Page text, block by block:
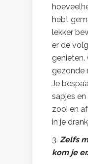
hebt
lekker
er de
genieten.
gezonde
Je
sapjes
zooi en
in je
Zelfs
kom je